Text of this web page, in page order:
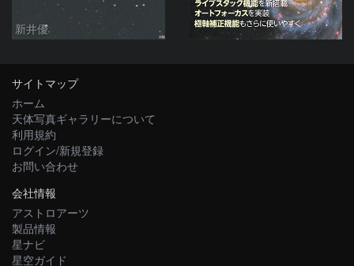
新井優
サイトマップ
ホーム
天体写真ギャラリーについて
利用規約
ログイン/新規登録
お問い合わせ
会社情報
アストロアーツ
製品情報
星ナビ
星空ガイド